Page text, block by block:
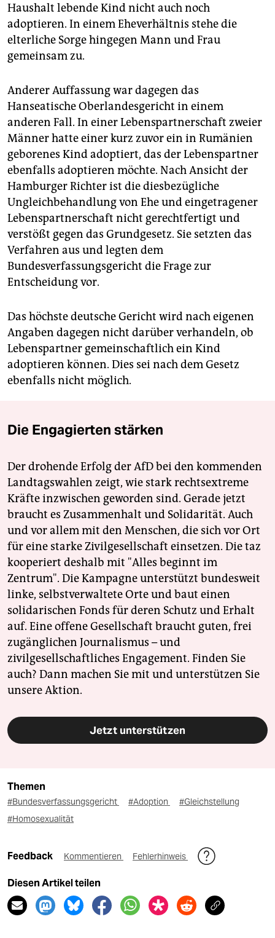
Haushalt lebende Kind nicht auch noch
adoptieren. In einem Eheverhältnis stehe die
elterliche Sorge hingegen Mann und Frau
gemeinsam zu.
Anderer Auffassung war dagegen das
Hanseatische Oberlandesgericht in einem
anderen Fall. In einer Lebenspartnerschaft zweier
Männer hatte einer kurz zuvor ein in Rumänien
geborenes Kind adoptiert, das der Lebenspartner
ebenfalls adoptieren möchte. Nach Ansicht der
Hamburger Richter ist die diesbezügliche
Ungleichbehandlung von Ehe und eingetragener
Lebenspartnerschaft nicht gerechtfertigt und
verstößt gegen das Grundgesetz. Sie setzten das
Verfahren aus und legten dem
Bundesverfassungsgericht die Frage zur
Entscheidung vor.
Das höchste deutsche Gericht wird nach eigenen
Angaben dagegen nicht darüber verhandeln, ob
Lebenspartner gemeinschaftlich ein Kind
adoptieren können. Dies sei nach dem Gesetz
ebenfalls nicht möglich.
Die Engagierten stärken
Der drohende Erfolg der AfD bei den kommenden
Landtagswahlen zeigt, wie stark rechtsextreme
Kräfte inzwischen geworden sind. Gerade jetzt
braucht es Zusammenhalt und Solidarität. Auch
und vor allem mit den Menschen, die sich vor Ort
für eine starke Zivilgesellschaft einsetzen. Die taz
kooperiert deshalb mit "Alles beginnt im
Zentrum". Die Kampagne unterstützt bundesweit
linke, selbstverwaltete Orte und baut einen
solidarischen Fonds für deren Schutz und Erhalt
auf. Eine offene Gesellschaft braucht guten, frei
zugänglichen Journalismus – und
zivilgesellschaftliches Engagement. Finden Sie
auch? Dann machen Sie mit und unterstützen Sie
unsere Aktion.
Jetzt unterstützen
Themen
#Bundesverfassungsgericht #Adoption
#Gleichstellung
#Homosexualität
Feedback Kommentieren Fehlerhinweis
Diesen Artikel teilen